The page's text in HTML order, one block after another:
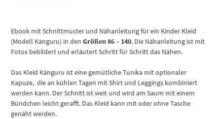
Ebook mit Schnittmuster und Nähanleitung für ein Kinder Kleid
(Modell Känguru) in denGrößen 86 – 140. Die Nähanleitung ist mit
Fotos bebildert und erläutert Schritt für Schritt das Nähen.
Das Kleid Känguru ist eine gemütliche Tunika mit optionaler
Kapuze, die an kühlen Tagen mit Shirt und Leggings kombiniert
werden kann. Der Schnitt ist weit und wird am Saum mit einem
Bündchen leicht gerafft. Das Kleid kann mit oder ohne Tasche
genäht werden.